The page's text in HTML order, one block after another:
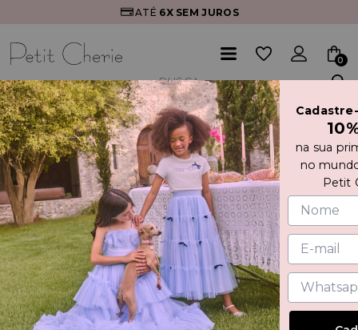
ATÉ 6XSEM JUROS
0
Início VESTIDO DE TULE COM BORDADO E BABADOS
na sua
no
Petit